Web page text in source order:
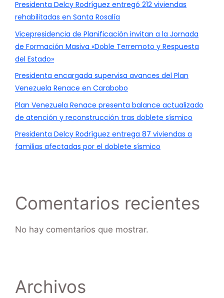
Presidenta Delcy Rodríguez entregó 212 viviendas
rehabilitadas en Santa Rosalía
Vicepresidencia de Planificación invitan a la Jornada
de Formación Masiva «Doble Terremoto y Respuesta
del Estado»
Presidenta encargada supervisa avances del Plan
Venezuela Renace en Carabobo
Plan Venezuela Renace presenta balance actualizado
de atención y reconstrucción tras doblete sísmico
Presidenta Delcy Rodríguez entrega 87 viviendas a
familias afectadas por el doblete sísmico
Comentarios recientes
No hay comentarios que mostrar.
Archivos